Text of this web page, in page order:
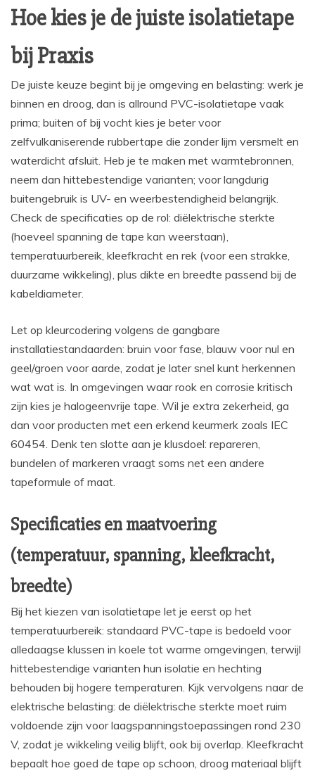
Hoe kies je de juiste isolatietape
bij Praxis
De juiste keuze begint bij je omgeving en belasting: werk je
binnen en droog, dan is allround PVC-isolatietape vaak
prima; buiten of bij vocht kies je beter voor
zelfvulkaniserende rubbertape die zonder lijm versmelt en
waterdicht afsluit. Heb je te maken met warmtebronnen,
neem dan hittebestendige varianten; voor langdurig
buitengebruik is UV- en weerbestendigheid belangrijk.
Check de specificaties op de rol: diëlektrische sterkte
(hoeveel spanning de tape kan weerstaan),
temperatuurbereik, kleefkracht en rek (voor een strakke,
duurzame wikkeling), plus dikte en breedte passend bij de
kabeldiameter.
Let op kleurcodering volgens de gangbare
installatiestandaarden: bruin voor fase, blauw voor nul en
geel/groen voor aarde, zodat je later snel kunt herkennen
wat wat is. In omgevingen waar rook en corrosie kritisch
zijn kies je halogeenvrije tape. Wil je extra zekerheid, ga
dan voor producten met een erkend keurmerk zoals IEC
60454. Denk ten slotte aan je klusdoel: repareren,
bundelen of markeren vraagt soms net een andere
tapeformule of maat.
Specificaties en maatvoering
(temperatuur, spanning, kleefkracht,
breedte)
Bij het kiezen van isolatietape let je eerst op het
temperatuurbereik: standaard PVC-tape is bedoeld voor
alledaagse klussen in koele tot warme omgevingen, terwijl
hittebestendige varianten hun isolatie en hechting
behouden bij hogere temperaturen. Kijk vervolgens naar de
elektrische belasting: de diëlektrische sterkte moet ruim
voldoende zijn voor laagspanningstoepassingen rond 230
V, zodat je wikkeling veilig blijft, ook bij overlap. Kleefkracht
bepaalt hoe goed de tape op schoon, droog materiaal blijft